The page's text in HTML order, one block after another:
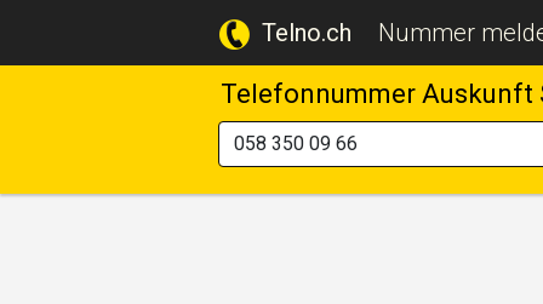
Telno.ch Nummer
Telefonnummer Auskunft